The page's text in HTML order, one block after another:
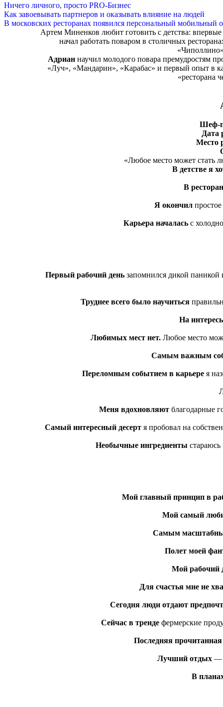
Ничего личного, просто PRO-Бизнес
Как завоевывать партнеров и оказывать влияние на людей
В московских ресторанах появился персональный мобильный
Артем Миненков любит готовить с детства:
начал работать поваром в столичных
Адриан научил молодого повара премудростям
«Луч», «Мандарин», «Карабас» и первый опыт в
«ресторана
Шеф-
Дата
Место
«Любое место может стать
В детстве я
В
Я окончил
Карьера началась с
Первый рабочий деньзапомнился дикой паникой
Труднее всего было научиться
На
Любимых мест нет. Любое место
Самым важным
Переломным событием в карьере я
Меня вдохновляютблагодарные
Самый интересный десертя пробовал на
Необычные ингредиенты стараюсь
Мой главный принцип в
Мой самый
Самым
Полет моей
Мой рабочий
Для счастья мне не
Сегодня люди отдают
Сейчас в трендефермерские
Последняя
Лучший отдых—
В